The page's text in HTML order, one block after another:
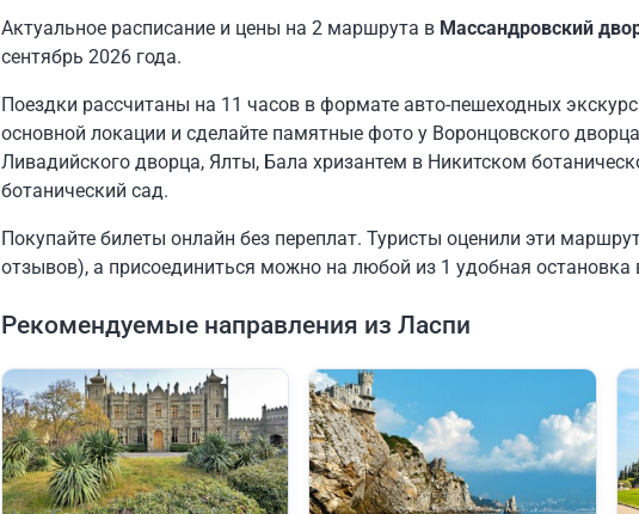
Актуальное расписание и цены на 2 маршрута в Массандровский
сентябрь 2026 года.
Поездки рассчитаны на 11 часов в формате авто-пешеходных
основной локации и сделайте памятные фото у Воронцовского
Ливадийского дворца, Ялты, Бала хризантем в Никитском
ботанический сад.
Покупайте билеты онлайн без переплат. Туристы оценили эти
отзывов), а присоединиться можно на любой из 1 удобная остановка
Рекомендуемые направления из Ласпи